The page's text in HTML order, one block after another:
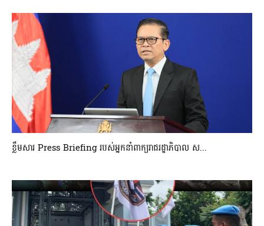
ខ្លឹមសារ Press Briefing របស់អ្នកនាំពាក្យរាជរដ្ឋាភិបាល ស...